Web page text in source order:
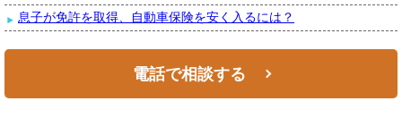
息子が免許を取得、自動車保険を安く入るには？
電話で相談する